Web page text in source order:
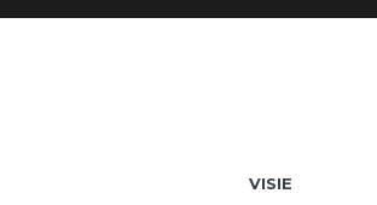
VISIE